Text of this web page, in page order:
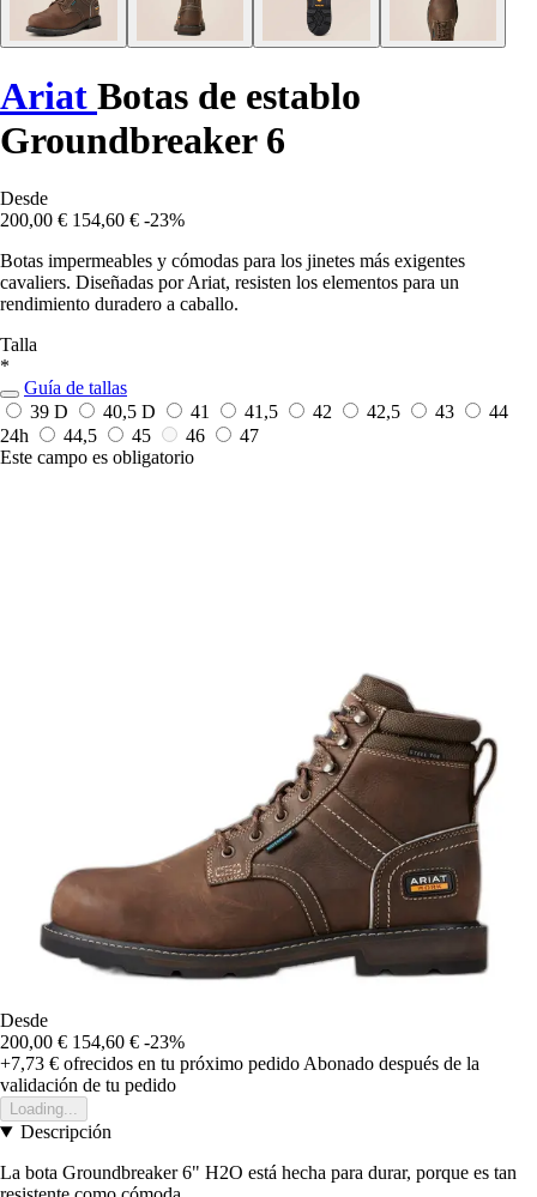
Ariat Botas de establo
Groundbreaker 6
Desde
200,00 € 154,60 € -23%
Botas impermeables y cómodas para los jinetes más exigentes
cavaliers. Diseñadas por Ariat, resisten los elementos para un
rendimiento duradero a caballo.
Talla
*
Guía de tallas
39 D
40,5 D 41 41,5 42 42,5 43
44
24h
44,5 45 46
47
Este campo es obligatorio
Desde
200,00 € 154,60 € -23%
+7,73 € ofrecidos en tu próximo pedido Abonado después de la
validación de tu pedido
Loading...
Descripción
La bota Groundbreaker 6" H2O está hecha para durar, porque es tan